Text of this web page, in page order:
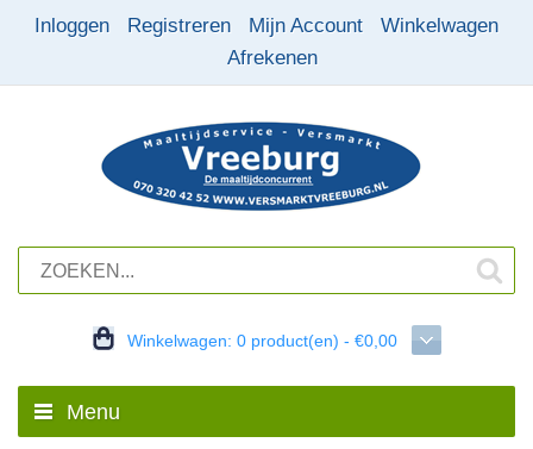
Inloggen Registreren Mijn Account
Winkelwagen
Afrekenen
Winkelwagen: 0 product(en) - €0,00
Menu